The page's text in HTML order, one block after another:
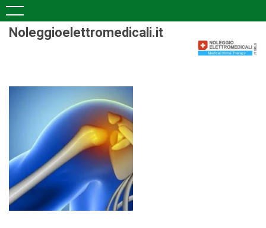
Noleggioelettromedicali.it